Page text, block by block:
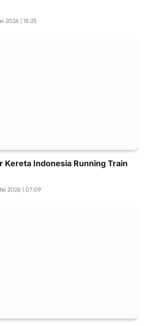
2026 | 18:25
Kereta Indonesia Running Train
2026 | 07:09